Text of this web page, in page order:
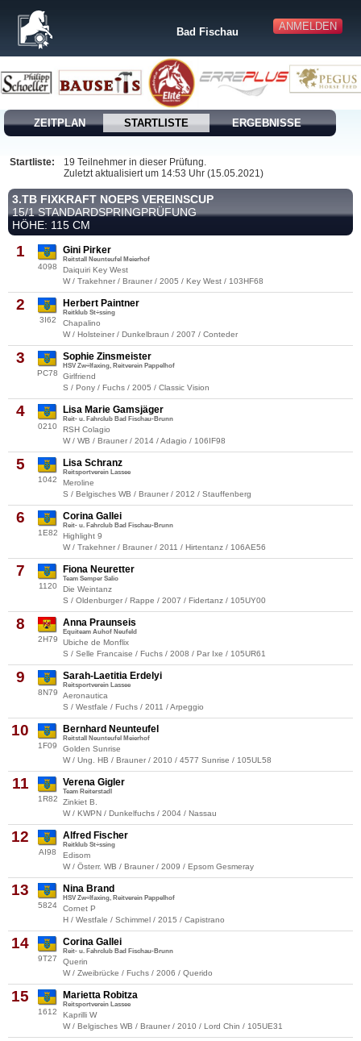
ANMELDEN
Bad Fischau
ZEITPLAN STARTLISTE ERGEBNISSE
Startliste:
19 Teilnehmer in dieser Prüfung.
Zuletzt aktualisiert um 14:53 Uhr (15.05.2021)
3.TB FIXKRAFT NOEPS VEREINSCUP
15/1 STANDARDSPRINGPRÜFUNG
HÖHE: 115 CM
1
4098
Gini Pirker
Reitstall Neunteufel Meierhof
Daiquiri Key West
W / Trakehner / Brauner / 2005 / Key West / 103HF68
2
3I62
Herbert Paintner
Reitklub St÷ssing
Chapalino
W / Holsteiner / Dunkelbraun / 2007 / Conteder
3
PC78
Sophie Zinsmeister
HSV Zw÷lfaxing, Reitverein Pappelhof
Girlfriend
S / Pony / Fuchs / 2005 / Classic Vision
4
0210
Lisa Marie Gamsjäger
Reit- u. Fahrclub Bad Fischau-Brunn
RSH Colagio
W / WB / Brauner / 2014 / Adagio / 106IF98
5
1042
Lisa Schranz
Reitsportverein Lassee
Meroline
S / Belgisches WB / Brauner / 2012 / Stauffenberg
6
1E82
Corina Gallei
Reit- u. Fahrclub Bad Fischau-Brunn
Highlight 9
W / Trakehner / Brauner / 2011 / Hirtentanz / 106AE56
7
1120
Fiona Neuretter
Team Semper Salio
Die Weintanz
S / Oldenburger / Rappe / 2007 / Fidertanz / 105UY00
8
2H79
Anna Praunseis
Equiteam Auhof Neufeld
Ubiche de Monflix
S / Selle Francaise / Fuchs / 2008 / Par Ixe / 105UR61
9
8N79
Sarah-Laetitia Erdelyi
Reitsportverein Lassee
Aeronautica
S / Westfale / Fuchs / 2011 / Arpeggio
10
1F09
Bernhard Neunteufel
Reitstall Neunteufel Meierhof
Golden Sunrise
W / Ung. HB / Brauner / 2010 / 4577 Sunrise / 105UL58
11
1R82
Verena Gigler
Team Reiterstadl
Zinkiet B.
W / KWPN / Dunkelfuchs / 2004 / Nassau
12
AI98
Alfred Fischer
Reitklub St÷ssing
Edisom
W / Österr. WB / Brauner / 2009 / Epsom Gesmeray
13
5824
Nina Brand
HSV Zw÷lfaxing, Reitverein Pappelhof
Cornet P
H / Westfale / Schimmel / 2015 / Capistrano
14
9T27
Corina Gallei
Reit- u. Fahrclub Bad Fischau-Brunn
Querin
W / Zweibrücke / Fuchs / 2006 / Querido
15
1612
Marietta Robitza
Reitsportverein Lassee
Kaprilli W
W / Belgisches WB / Brauner / 2010 / Lord Chin / 105UE31